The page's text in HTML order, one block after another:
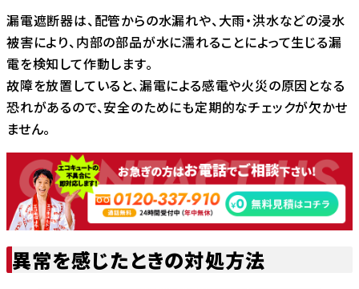
漏電遮断器は、配管からの水漏れや、大雨・洪水などの浸水
被害により、内部の部品が水に濡れることによって生じる漏
電を検知して作動します。
故障を放置していると、漏電による感電や火災の原因となる
恐れがあるので、安全のためにも定期的なチェックが欠かせ
ません。
異常を感じたときの対処方法